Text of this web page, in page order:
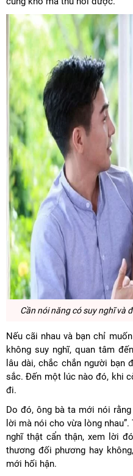
Cần nói năng có suy nghĩ và
Nếu cãi nhau và bạn chỉ
không suy nghĩ, quan tâm
lâu dài, chắc chắn người
sắc. Đến một lúc nào đó, khi
đi.
Do đó, ông bà ta mới nói
lời mà nói cho vừa lòng
nghĩ thật cẩn thận, xem lời
thương đối phương hay
mới hối hận.